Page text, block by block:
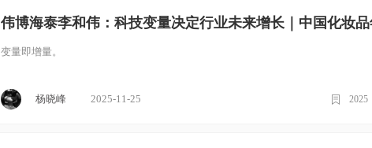
伟博海泰李和伟：科技变量决定行业未来增长｜中国化妆
变量即增量。
2025
杨晓峰 2025-11-25